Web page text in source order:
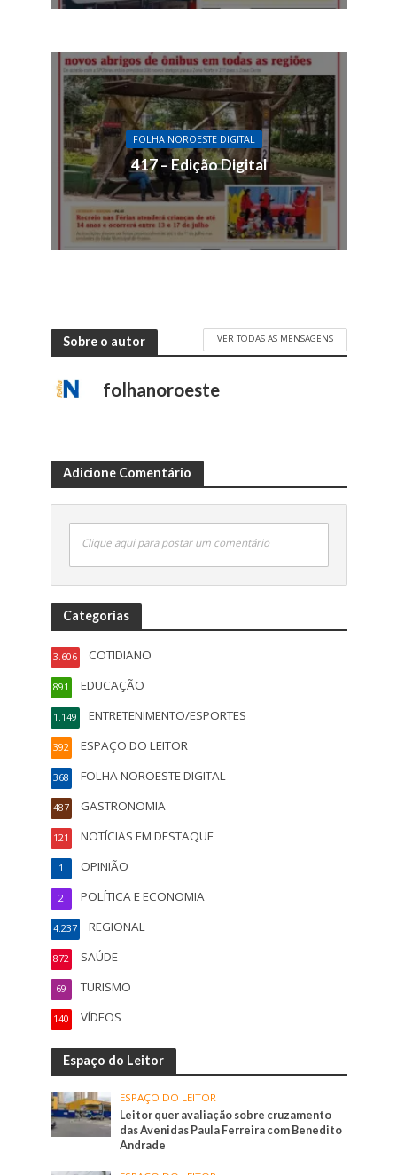
FOLHA NOROESTE DIGITAL
417 – Edição Digital
Sobre o autor VER TODAS AS MENSAGENS
folhanoroeste
Adicione Comentário
Clique aqui para postar um comentário
Categorias
COTIDIANO
3.606
EDUCAÇÃO
891
ENTRETENIMENTO/ESPORTES
1.149
ESPAÇO DO LEITOR
392
FOLHA NOROESTE DIGITAL
368
GASTRONOMIA
487
NOTÍCIAS EM DESTAQUE
121
OPINIÃO
1
POLÍTICA E ECONOMIA
2
REGIONAL
4.237
SAÚDE
872
TURISMO
69
VÍDEOS
140
Espaço do Leitor
ESPAÇO DO LEITOR
Leitor quer avaliação sobre cruzamento
das Avenidas Paula Ferreira com Benedito
Andrade